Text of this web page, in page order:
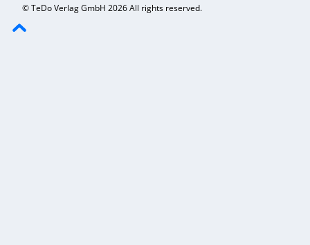
© TeDo Verlag GmbH 2026 All rights reserved.